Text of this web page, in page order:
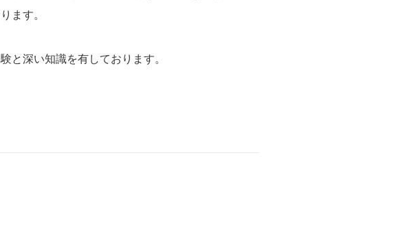
ます。
と深い知識を有しております。